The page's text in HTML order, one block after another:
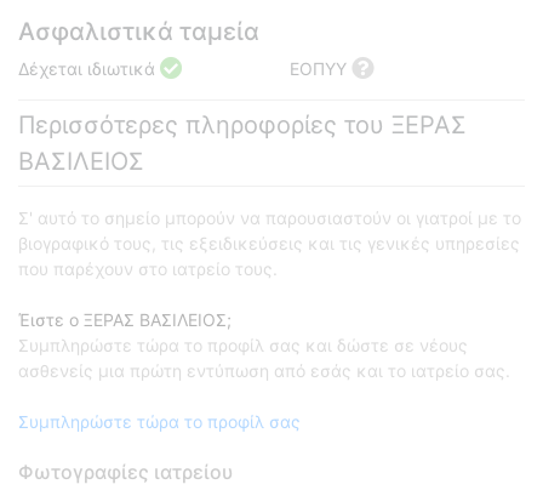
Ασφαλιστικά ταμεία
Δέχεται ιδιωτικά ΕΟΠΥΥ
Περισσότερες πληροφορίες του ΞΕΡΑΣ
ΒΑΣΙΛΕΙΟΣ
Σ' αυτό το σημείο μπορούν να παρουσιαστούν οι γιατροί με το
βιογραφικό τους, τις εξειδικεύσεις και τις γενικές υπηρεσίες
που παρέχουν στο ιατρείο τους.
Έιστε ο ΞΕΡΑΣ ΒΑΣΙΛΕΙΟΣ;
Συμπληρώστε τώρα το προφίλ σας και δώστε σε νέους
ασθενείς μια πρώτη εντύπωση από εσάς και το ιατρείο σας.
Συμπληρώστε τώρα το προφίλ σας
Φωτογραφίες ιατρείου